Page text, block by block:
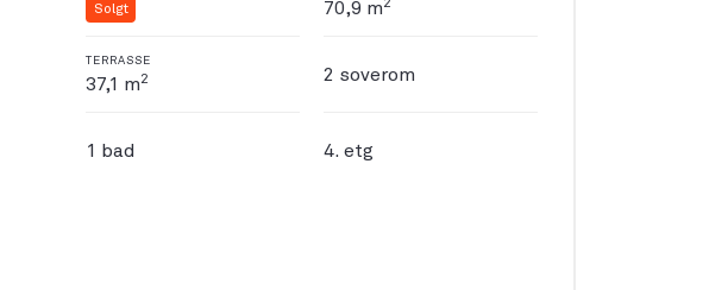
Solgt 70,9 m
TERRASSE
37,1 m2 2 soverom
1 bad 4. etg